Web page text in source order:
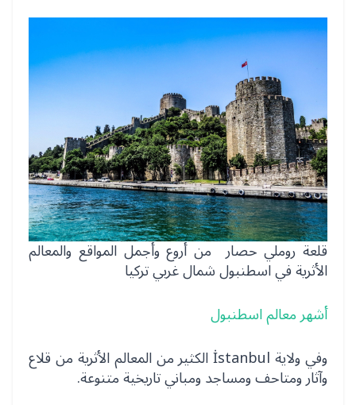
قلعة روملي حصار من أروع وأجمل المواقع والمعالم
الأثرية في اسطنبول شمال غربي تركيا
أشهر معالم اسطنبول
وفي ولاية İstanbul الكثير من المعالم الأثرية من قلاع
وآثار ومتاحف ومساجد ومباني تاريخية متنوعة.